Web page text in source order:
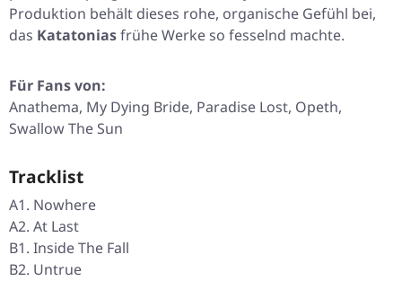
Produktion behält dieses rohe, organische Gefühl bei,
das Katatoniasfrühe Werke so fesselnd machte.
Für Fans von:
Anathema, My Dying Bride, Paradise Lost, Opeth,
Swallow The Sun
Tracklist
A1. Nowhere
A2. At Last
B1. Inside The Fall
B2. Untrue